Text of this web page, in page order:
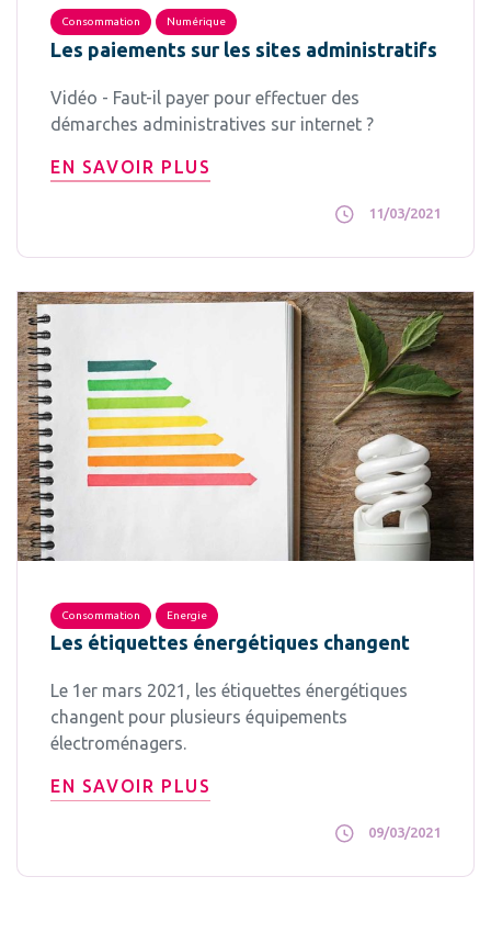
Consommation Numérique
Les paiements sur les sites administratifs
Vidéo - Faut-il payer pour effectuer des
démarches administratives sur internet ?
EN SAVOIR PLUS
11/03/2021
Consommation Energie
Les étiquettes énergétiques changent
Le 1er mars 2021, les étiquettes énergétiques
changent pour plusieurs équipements
électroménagers.
EN SAVOIR PLUS
09/03/2021